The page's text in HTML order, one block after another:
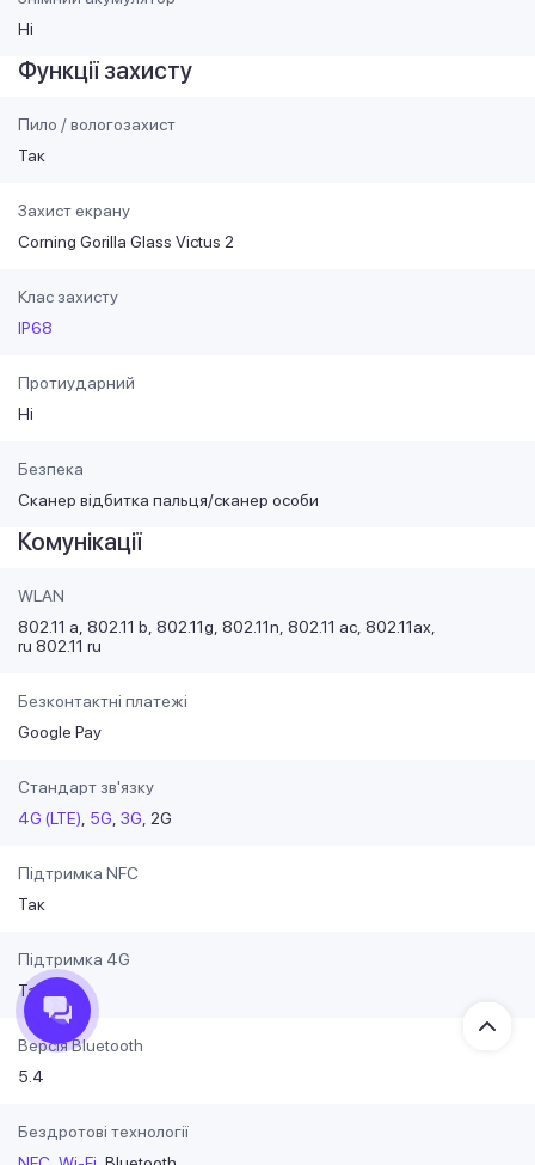
Ні
Функції захисту
Пило / вологозахист
Так
Захист екрану
Corning Gorilla Glass Victus 2
Клас захисту
IP68
Протиударний
Ні
Безпека
Сканер відбитка пальця/сканер особи
Комунікації
WLAN
802.11 a 802.11 b 802.11g 802.11n 802.11 ac 802.11ax
ru 802.11 ru
Безконтактні платежі
Google Pay
Стандарт зв'язку
4G (LTE) 5G 3G 2G
Підтримка NFC
Так
Підтримка 4G
Так
Версія Bluetooth
5.4
Бездротові технології